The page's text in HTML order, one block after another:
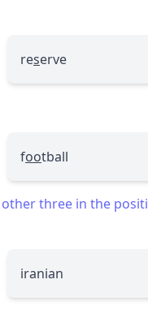
reserve
football
three in the
iranian